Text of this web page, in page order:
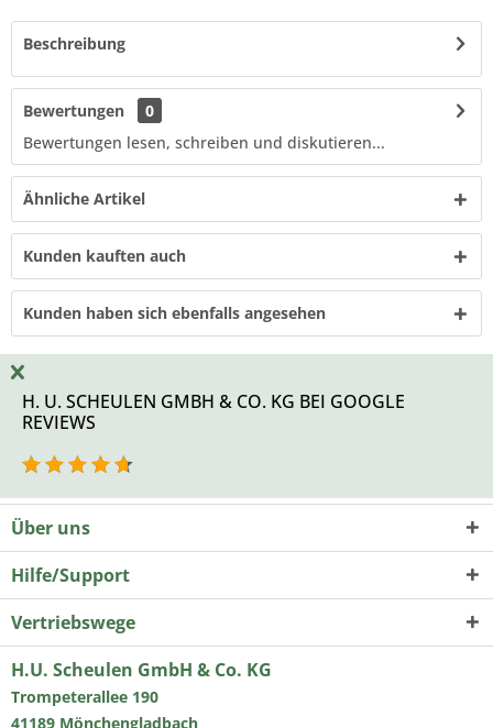
Beschreibung
Bewertungen
0
Bewertungen lesen, schreiben und diskutieren...
Ähnliche Artikel
Kunden kauften auch
Kunden haben sich ebenfalls angesehen
H. U. SCHEULEN GMBH & CO. KG BEI GOOGLE
REVIEWS
Über uns
Hilfe/Support
Vertriebswege
H.U. Scheulen GmbH & Co. KG
Trompeterallee 190
41189 Mönchengladbach